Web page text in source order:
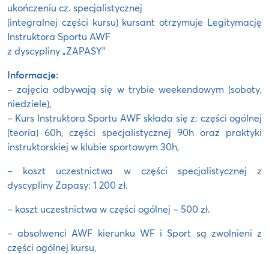
ukończeniu cz. specjalistycznej
(integralnej części kursu) kursant otrzymuje Legitymację
Instruktora Sportu AWF
z dyscypliny „ZAPASY”
Informacje:
– zajęcia odbywają się w trybie weekendowym (soboty,
niedziele),
– Kurs Instruktora Sportu AWF składa się z: części ogólnej
(teoria) 60h, części specjalistycznej 90h oraz praktyki
instruktorskiej w klubie sportowym 30h,
– koszt uczestnictwa w części specjalistycznej z
dyscypliny Zapasy: 1 200 zł.
– koszt uczestnictwa w części ogólnej – 500 zł.
– absolwenci AWF kierunku WF i Sport są zwolnieni z
części ogólnej kursu,